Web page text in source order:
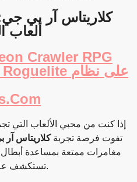
كلاريتاس آر بي
ألعاب
إذا كنت من محبي الألعاب التي
تفوت فرصة تجربةكلاريتاس آر
مغامرات ممتعة بمساعدة
تستكشف عالمًا جديدًا في كل مرة تلعب فيها.